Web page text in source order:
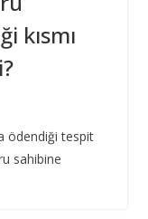
?
belgeler
kısmı
ödendiği tespit
sahibine